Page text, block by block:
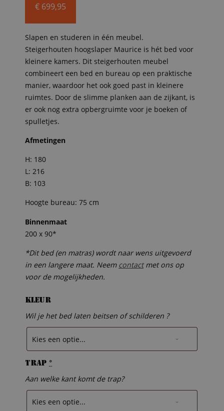
€ 699,95
Slapen en studeren in één meubel.
Steigerhouten hoogslaper Maurice is hét bed voor
kleinere kamers. Dit steigerhouten meubel
combineert een bed en bureau op een praktische
manier, waardoor het ook goed past in kleinere
ruimtes. Door de slimme planken aan de zijkant, is
er ook nog extra opbergruimte voor je boeken of
spulletjes.
Afmetingen
H: 180
L: 216
B: 103
Hoogte bureau: 75 cm
Binnenmaat
200 x 90*
*Dit bed (en matras) wordt naar wens uitgevoerd
in een langere maat. Neem contactmet ons op
voor de mogelijkheden.
Kleur
Wil je het bed laten beitsen of schilderen ?
Trap *
Aan welke kant komt de trap?